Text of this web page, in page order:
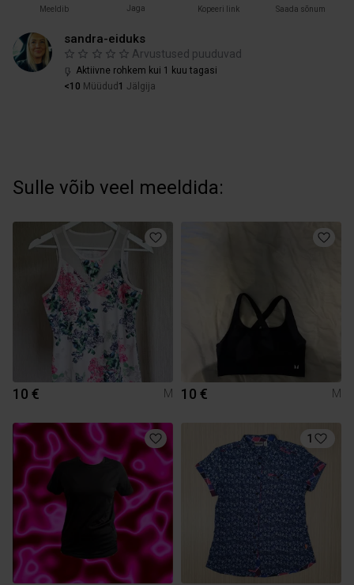
Meeldib Jaga Kopeeri link Saada sõnum
sandra-eiduks
Arvustused puuduvad
Aktiivne rohkem kui 1 kuu tagasi
<10 Müüdud 1 Jälgija
Sulle võib veel meeldida:
10 € M 10 € M
1